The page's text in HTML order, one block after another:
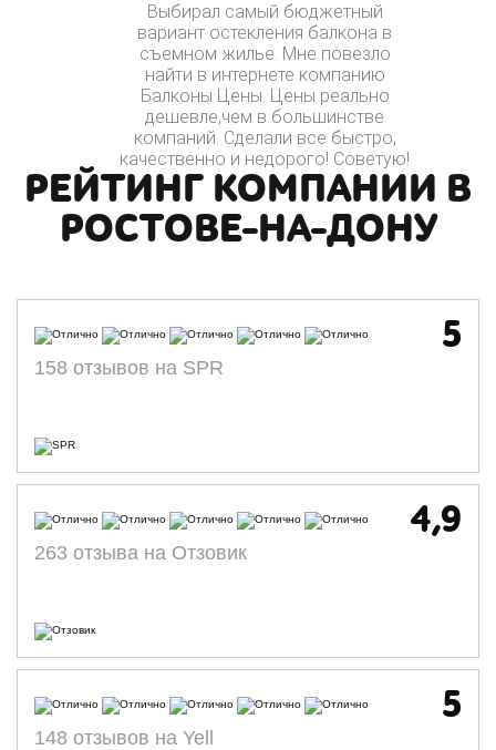
Выбирал самый бюджетный
вариант остекления балкона в
съемном жилье. Мне повезло
найти в интернете компанию
Балконы Цены. Цены реально
дешевле,чем в большинстве
компаний. Сделали все быстро,
качественно и недорого! Советую!
РЕЙТИНГ КОМПАНИИ В
РОСТОВЕ-НА-ДОНУ
5
158 отзывов на SPR
4,9
263 отзыва на Отзовик
5
148 отзывов на Yell